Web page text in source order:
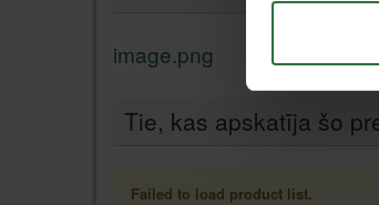
image.png
Tie, kas apskatīja šo
Failed to load product list.